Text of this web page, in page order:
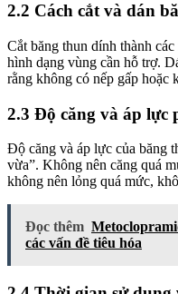
2.2 Cách cắt và dán
Cắt băng thun dính thành
hình dạng vùng cần hỗ trợ.
rằng không có nếp gấp hoặc
2.3 Độ căng và áp lực
Độ căng và áp lực của băng
vừa”. Không nên căng quá
không nên lỏng quá mức,
Đọc thêm
các vấn đề tiêu hóa